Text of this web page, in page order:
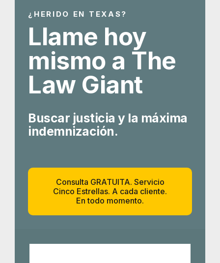
¿HERIDO EN TEXAS?
Llame hoy
mismo a The
Law Giant
Buscar justicia y la máxima
indemnización.
Consulta GRATUITA. Servicio
Cinco Estrellas. A cada cliente.
En todo momento.